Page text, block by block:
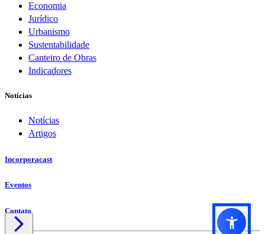
Economia
Jurídico
Urbanismo
Sustentabilidade
Canteiro de Obras
Indicadores
Notícias
Notícias
Artigos
Incorporacast
Eventos
Contato
